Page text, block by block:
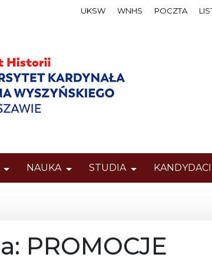
UKSW WNHS POCZTA
NAUKA STUDIA KANDYDACI
PROMOCJE